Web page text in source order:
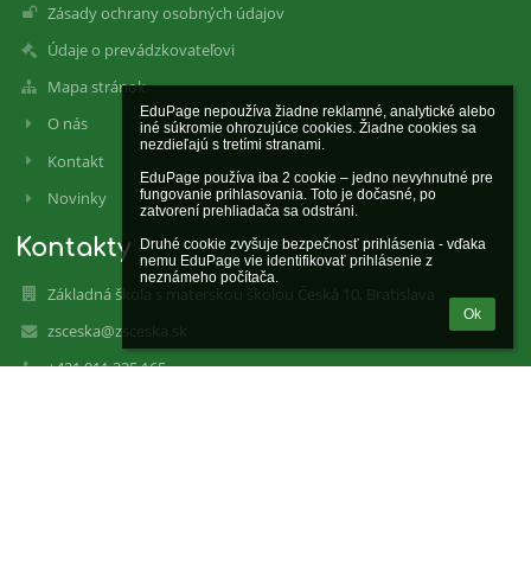
EduPage nepoužíva žiadne reklamné, analytické alebo
iné súkromie ohrozujúce cookies. Žiadne cookies sa
nezdieľajú s tretími stranami.
EduPage používa iba 2 cookie – jedno nevyhnutné pre
fungovanie prihlasovania. Toto je dočasné, po
zatvorení prehliadača sa odstráni.
Druhé cookie zvyšuje bezpečnosť prihlásenia - vďaka
nemu EduPage vie identifikovať prihlásenie z
neznámeho počítača.
Ok
Zásady ochrany osobných údajov
Údaje o prevádzkovateľovi
Mapa stránok
O nás
Kontakt
Novinky
Kontakty
Základná škola s materskou školou Česká 10, Bratislava
zsceska@zsceska.sk
+421 911 225 165